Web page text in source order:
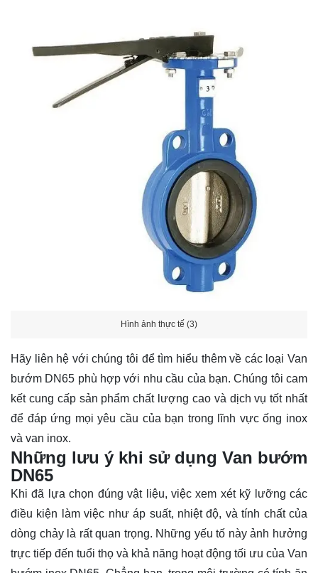
Hình ảnh thực tế (3)
Hãy liên hệ với chúng tôi để tìm hiểu thêm về các loại Van
bướm DN65 phù hợp với nhu cầu của bạn. Chúng tôi cam
kết cung cấp sản phẩm chất lượng cao và dịch vụ tốt nhất
để đáp ứng mọi yêu cầu của bạn trong lĩnh vực ống inox
và van inox.
Những lưu ý khi sử dụng Van bướm
DN65
Khi đã lựa chọn đúng vật liệu, việc xem xét kỹ lưỡng các
điều kiện làm việc như áp suất, nhiệt độ, và tính chất của
dòng chảy là rất quan trọng. Những yếu tố này ảnh hưởng
trực tiếp đến tuổi thọ và khả năng hoạt động tối ưu của Van